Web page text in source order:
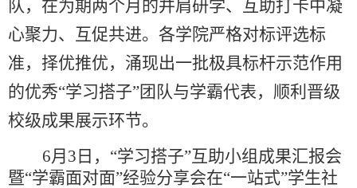
队，在为期两个月的并肩研学、互助打卡中凝
心聚力、互促共进。各学院严格对标评选标
准，择优推优，涌现出一批极具标杆示范作用
的优秀“学习搭子”团队与学霸代表，顺利晋级
校级成果展示环节。
6月3日，“学习搭子”互助小组成果汇报会
暨“学霸面对面”经验分享会在“一站式”学生社